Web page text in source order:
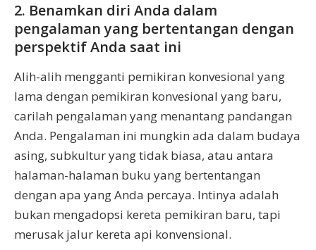
2. Benamkan diri Anda dalam
pengalaman yang bertentangan dengan
perspektif Anda saat ini
Alih-alih mengganti pemikiran konvesional yang
lama dengan pemikiran konvesional yang baru,
carilah pengalaman yang menantang pandangan
Anda. Pengalaman ini mungkin ada dalam budaya
asing, subkultur yang tidak biasa, atau antara
halaman-halaman buku yang bertentangan
dengan apa yang Anda percaya. Intinya adalah
bukan mengadopsi kereta pemikiran baru, tapi
merusak jalur kereta api konvensional.